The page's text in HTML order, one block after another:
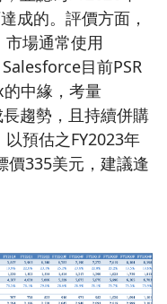
成的。評價方面，
場通常使用
目前PSR
中緣，考量
趨勢，且持續併購
預估之FY2023年
價335美元，建議逢